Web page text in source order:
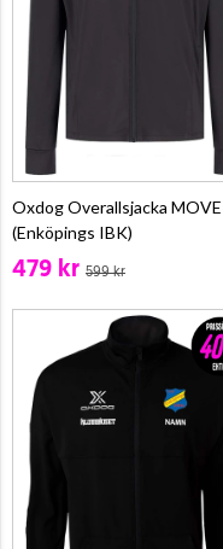
Oxdog Overallsjacka MOVE
(Enköpings IBK)
479 kr 599 kr